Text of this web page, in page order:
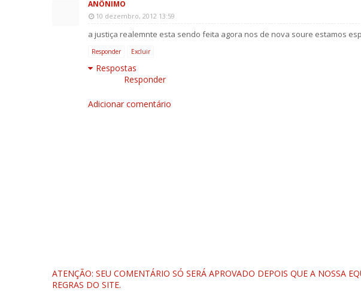
ANÔNIMO
10 dezembro, 2012 13:59
a justiça realemnte esta sendo feita agora nos de nova soure estamos
Responder Excluir
Respostas
Responder
Adicionar comentário
ATENÇÃO: SEU COMENTÁRIO SÓ SERÁ APROVADO DEPOIS QUE A NOSSA
REGRAS DO SITE.